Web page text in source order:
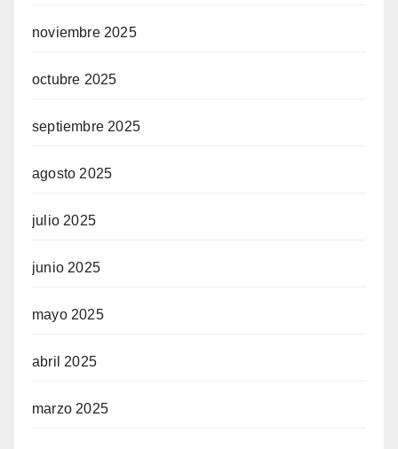
noviembre 2025
octubre 2025
septiembre 2025
agosto 2025
julio 2025
junio 2025
mayo 2025
abril 2025
marzo 2025